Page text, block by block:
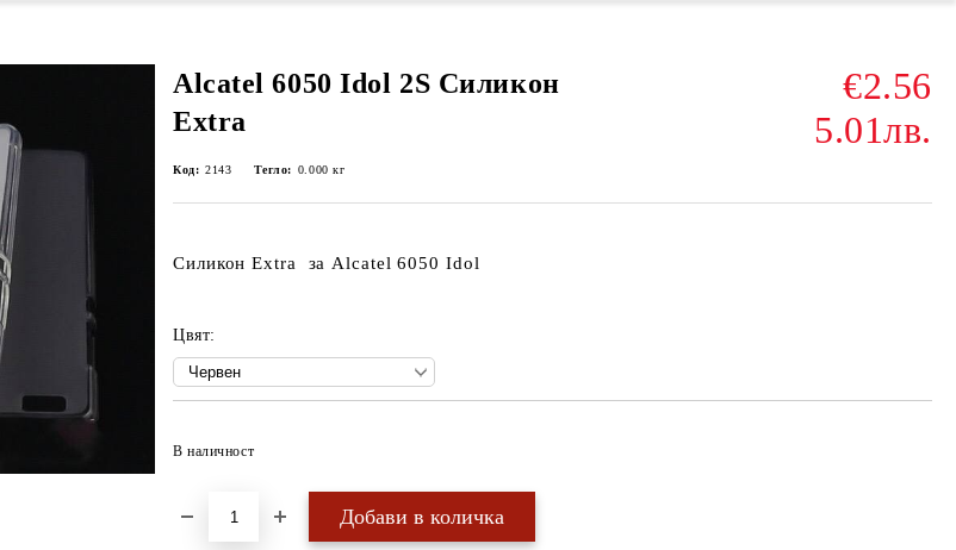
Alcatel 6050 Idol 2S Силикон
Extra
€2.56
5.01лв.
Код: 2143 Тегло: 0.000 кг
Силикон Extra за Alcatel 6050 Idol
Цвят:
В наличност